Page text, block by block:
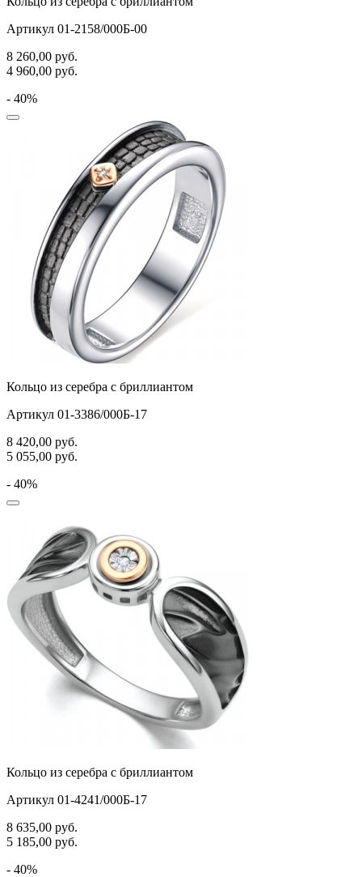
Артикул 01-2158/000Б-00
8 260,00 руб.
4 960,00 руб.
- 40%
Кольцо из серебра с бриллиантом
Артикул 01-3386/000Б-17
8 420,00 руб.
5 055,00 руб.
- 40%
Кольцо из серебра с бриллиантом
Артикул 01-4241/000Б-17
8 635,00 руб.
5 185,00 руб.
- 40%